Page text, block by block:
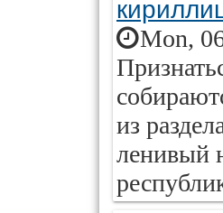
Mon,
из
ленивый